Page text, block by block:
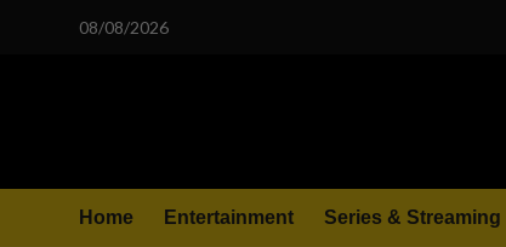
08/08/2026
Home Entertainment Series & Streaming